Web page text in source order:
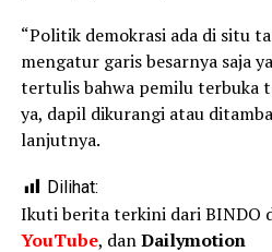
“Politik demokrasi ada di situ
mengatur garis besarnya saja
tertulis bahwa pemilu terbuka
ya, dapil dikurangi atau
lanjutnya.
Dilihat:
Ikuti berita terkini dari BINDO
YouTube, danDailymotion